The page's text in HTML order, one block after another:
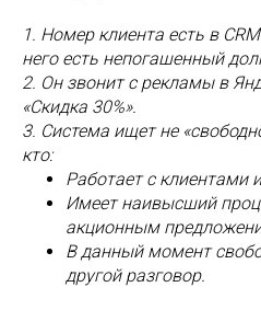
1. Номер клиента есть в
него есть непогашенный
2. Он звонит с рекламы в
«Скидка 30%».
3. Система ищет не
кто:
Работает с клиентами
Имеет наивысший
акционным
В данный момент
другой разговор.